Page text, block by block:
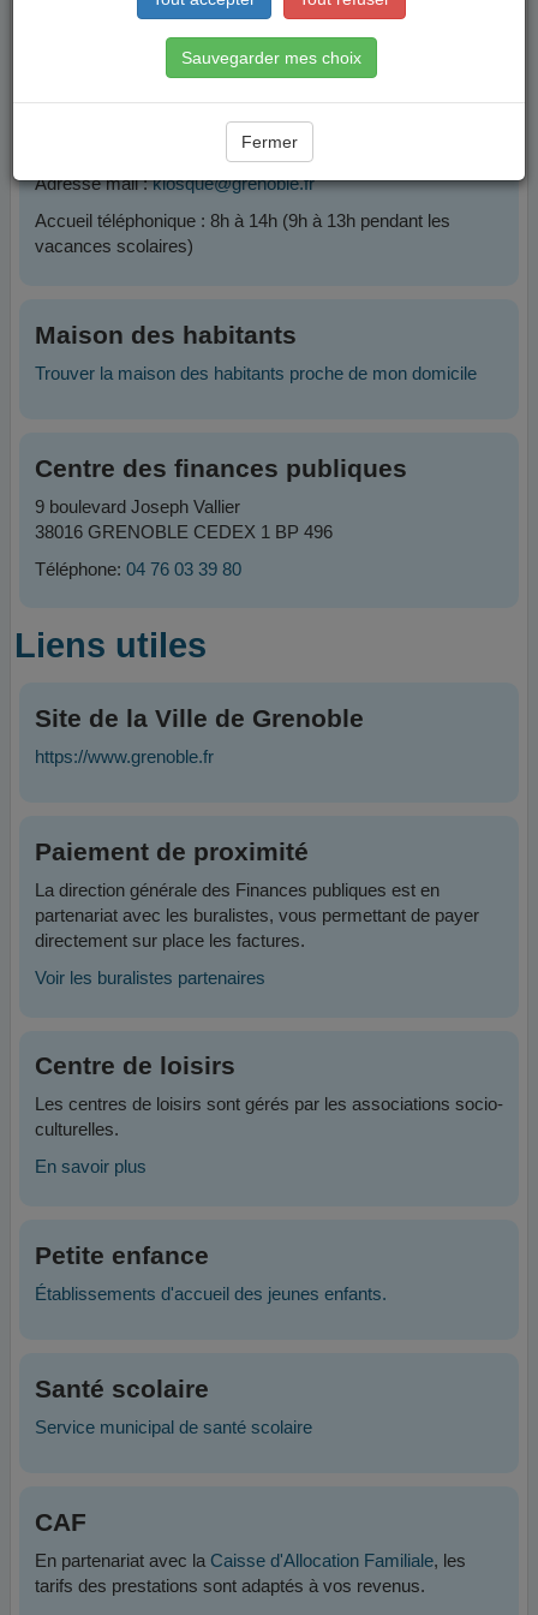
Plateforme Famille
04 76 76 38 38
Adresse mail :kiosque@grenoble.fr
Accueil téléphonique : 8h à 14h (9h à 13h pendant les
vacances scolaires)
Maison des habitants
Trouver la maison des habitants proche de mon domicile
Centre des finances publiques
9 boulevard Joseph Vallier
38016 GRENOBLE CEDEX 1 BP 496
Téléphone: 04 76 03 39 80
Liens utiles
Site de la Ville de Grenoble
https://www.grenoble.fr
Paiement de proximité
La direction générale des Finances publiques est en
partenariat avec les buralistes, vous permettant de payer
directement sur place les factures.
Voir les buralistes partenaires
Centre de loisirs
Les centres de loisirs sont gérés par les associations socio-
culturelles.
En savoir plus
Petite enfance
Établissements d'accueil des jeunes enfants.
Santé scolaire
Service municipal de santé scolaire
CAF
En partenariat avec la Caisse d'Allocation Familiale, les
tarifs des prestations sont adaptés à vos revenus.
Sauvegarder mes choix
Fermer